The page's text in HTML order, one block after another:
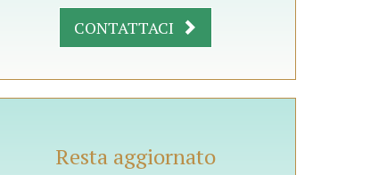
CONTATTACI
Resta aggiornato